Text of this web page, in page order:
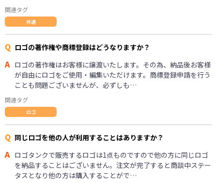
関連タグ
共通
Q ロゴの著作権や商標登録はどうなりますか？
A ロゴの著作権はお客様に譲渡いたします。その為、納品後お客様
が自由にロゴをご使用・編集いただけます。商標登録申請を行う
ことも問題ございませんが、必ずしも…
関連タグ
ロゴ
Q 同じロゴを他の人が利用することはありますか？
A ロゴタンクで販売するロゴは1点ものですので他の方に同じロゴ
を納品することはございません。注文が完了すると商談中ステー
タスとなり他の方は購入することがで…